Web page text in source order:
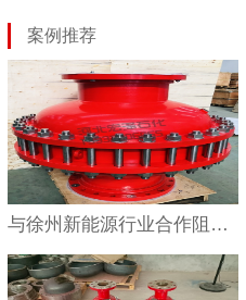
案例推荐
与徐州新能源行业合作阻火器